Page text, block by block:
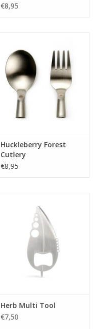
€8,95
Huckleberry Forest
Cutlery
€8,95
Herb Multi Tool
€7,50